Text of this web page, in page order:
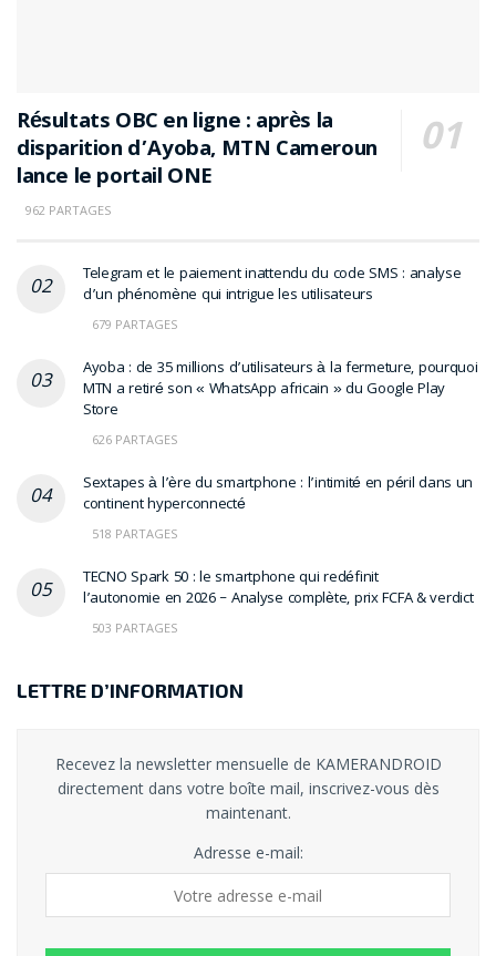
Résultats OBC en ligne : après la
disparition d’Ayoba, MTN Cameroun
lance le portail ONE
962 PARTAGES
Telegram et le paiement inattendu du code SMS : analyse
d’un phénomène qui intrigue les utilisateurs
679 PARTAGES
Ayoba : de 35 millions d’utilisateurs à la fermeture, pourquoi
MTN a retiré son « WhatsApp africain » du Google Play
Store
626 PARTAGES
Sextapes à l’ère du smartphone : l’intimité en péril dans un
continent hyperconnecté
518 PARTAGES
TECNO Spark 50 : le smartphone qui redéfinit
l’autonomie en 2026 – Analyse complète, prix FCFA & verdict
503 PARTAGES
LETTRE D’INFORMATION
Recevez la newsletter mensuelle de KAMERANDROID
directement dans votre boîte mail, inscrivez-vous dès
maintenant.
Adresse e-mail: